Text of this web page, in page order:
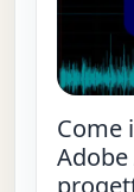
Come